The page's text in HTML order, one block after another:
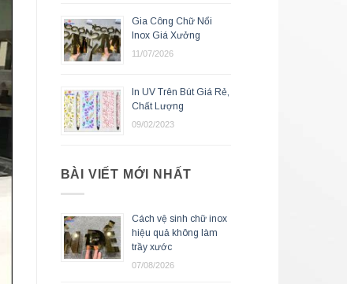
Gia Công Chữ Nổi
Inox Giá Xưởng
11/07/2026
In UV Trên Bút Giá Rẻ,
Chất Lượng
09/02/2023
BÀI VIẾT MỚI NHẤT
Cách vệ sinh chữ inox
hiệu quả không làm
trầy xước
07/08/2026